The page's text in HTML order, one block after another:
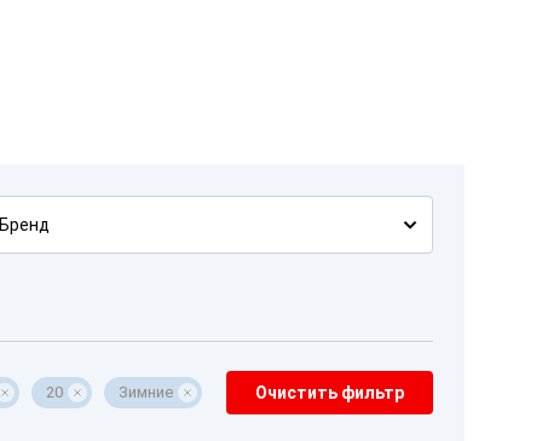
Бренд
20 Зимние Очистить фильтр